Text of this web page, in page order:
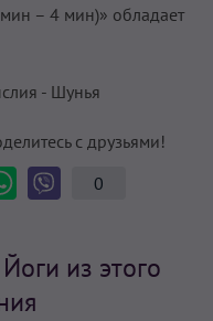
– 4 мин)» обладает
- Шунья
с друзьями!
0
из этого